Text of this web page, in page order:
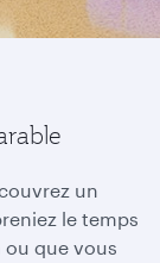
un
le temps
que vous